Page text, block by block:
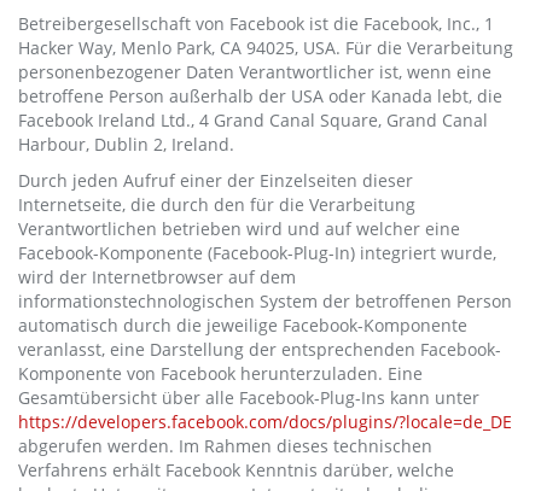
Betreibergesellschaft von Facebook ist die Facebook, Inc., 1
Hacker Way, Menlo Park, CA 94025, USA. Für die Verarbeitung
personenbezogener Daten Verantwortlicher ist, wenn eine
betroffene Person außerhalb der USA oder Kanada lebt, die
Facebook Ireland Ltd., 4 Grand Canal Square, Grand Canal
Harbour, Dublin 2, Ireland.
Durch jeden Aufruf einer der Einzelseiten dieser
Internetseite, die durch den für die Verarbeitung
Verantwortlichen betrieben wird und auf welcher eine
Facebook-Komponente (Facebook-Plug-In) integriert wurde,
wird der Internetbrowser auf dem
informationstechnologischen System der betroffenen Person
automatisch durch die jeweilige Facebook-Komponente
veranlasst, eine Darstellung der entsprechenden Facebook-
Komponente von Facebook herunterzuladen. Eine
Gesamtübersicht über alle Facebook-Plug-Ins kann unter
https://developers.facebook.com/docs/plugins/?locale=de_DE
abgerufen werden. Im Rahmen dieses technischen
Verfahrens erhält Facebook Kenntnis darüber, welche